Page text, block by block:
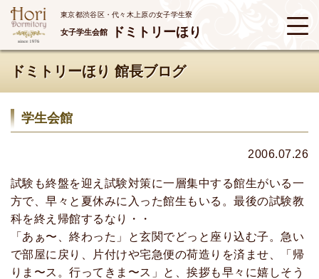
東京都渋谷区・代々木上原の女子学生寮
女子学生会館 ドミトリーほり
ドミトリーほり 館長ブログ
学生会館
2006.07.26
試験も終盤を迎え試験対策に一層集中する館生がいる一
方で、早々と夏休みに入った館生もいる。最後の試験教
科を終え帰館するなり・・
「あぁ〜、終わった」と玄関でどっと座り込む子。急い
で部屋に戻り、片付けや宅急便の荷造りを済ませ、「帰
りま〜ス。行ってきま〜ス」と、挨拶も早々に嬉しそう